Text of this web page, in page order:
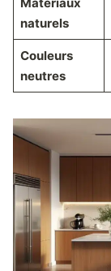
naturels
Couleurs
neutres